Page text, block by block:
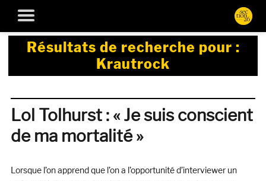
Résultats de recherche pour :
Krautrock
Lol Tolhurst : « Je suis conscient
de ma mortalité »
Lorsque l’on apprend que l’on a l’opportunité d’interviewer un